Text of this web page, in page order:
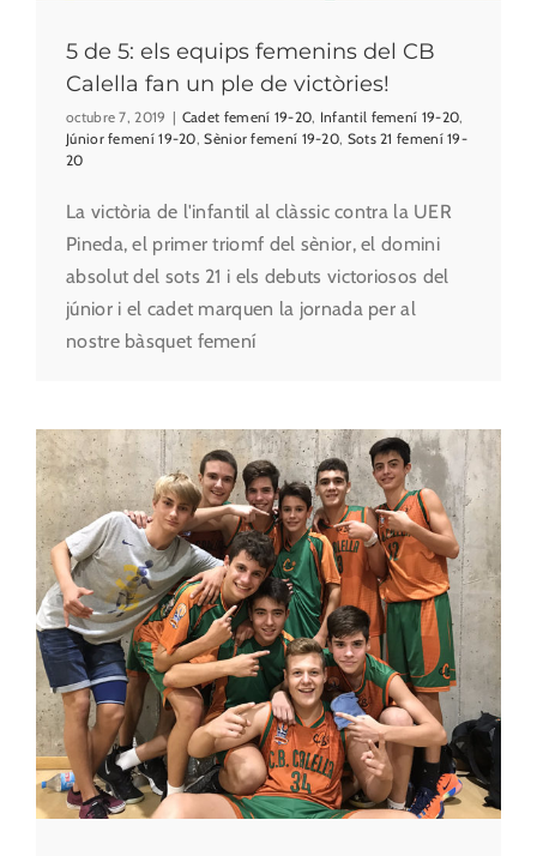
5 de 5: els equips femenins del CB
Calella fan un ple de victòries!
octubre 7, 2019 | Cadet femení 19-20, Infantil femení 19-20,
Júnior femení 19-20,Sènior femení 19-20, Sots 21 femení 19-
20
La victòria de l'infantil al clàssic contra la UER
Pineda, el primer triomf del sènior, el domini
absolut del sots 21 i els debuts victoriosos del
júnior i el cadet marquen la jornada per al
nostre bàsquet femení